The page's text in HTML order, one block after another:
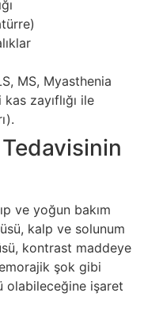
MS, Myasthenia
zayıflığı ile
ve yoğun bakım
kalp ve solunum
kontrast maddeye
şok gibi
olabileceğine işaret